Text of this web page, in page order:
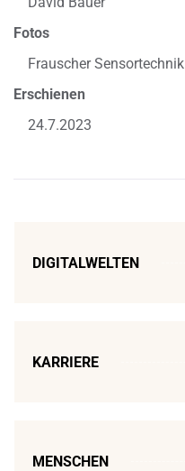
Fotos
Frauscher Sensortechnik
Erschienen
24.7.2023
DIGITALWELTEN
KARRIERE
MENSCHEN